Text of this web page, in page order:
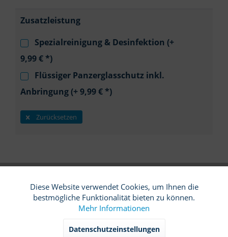
Zusatzleistung
Spezialreinigung & Desinfektion (+
9,99 € *)
Flüssiger Panzerglasschutz inkl.
Anbringung (+ 9,99 € *)
Zurücksetzen
SW10627
Funktionale Aktiv
Diese Website verwendet Cookies, um Ihnen die
bestmögliche Funktionalität bieten zu können.
Mehr Informationen
Datenschutzeinstellungen